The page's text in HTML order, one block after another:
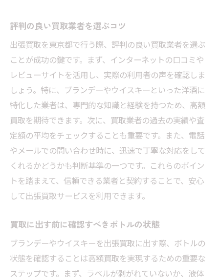
評判の良い買取業者を選ぶコツ
出張買取を東京都で行う際、評判の良い買取業者を選ぶ
ことが成功の鍵です。まず、インターネットの口コミや
レビューサイトを活用し、実際の利用者の声を確認しま
しょう。特に、ブランデーやウイスキーといった洋酒に
特化した業者は、専門的な知識と経験を持つため、高額
買取を期待できます。次に、買取業者の過去の実績や査
定額の平均をチェックすることも重要です。また、電話
やメールでの問い合わせ時に、迅速で丁寧な対応をして
くれるかどうかも判断基準の一つです。これらのポイン
トを踏まえて、信頼できる業者と契約することで、安心
して出張買取サービスを利用できます。
買取に出す前に確認すべきボトルの状態
ブランデーやウイスキーを出張買取に出す際、ボトルの
状態を確認することは高額買取を実現するための重要な
ステップです。まず、ラベルが剥がれていないか、液体